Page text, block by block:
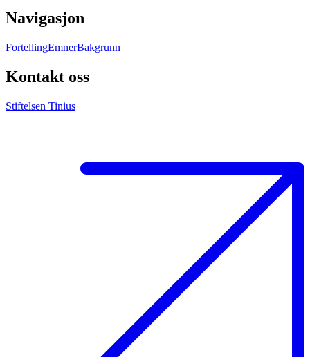
Navigasjon
FortellingEmnerBakgrunn
Kontakt oss
Stiftelsen Tinius